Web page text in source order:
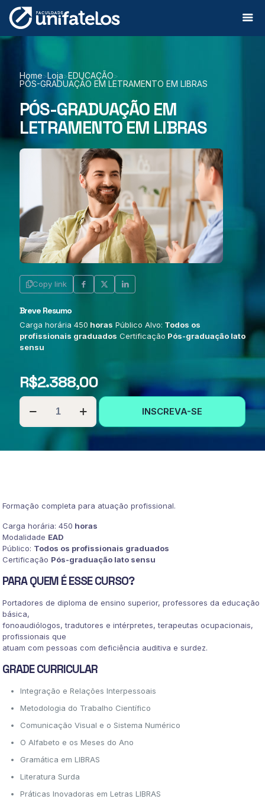
Home>Loja>EDUCAÇÃO>
PÓS-GRADUAÇÃO EM LETRAMENTO EM LIBRAS
PÓS-GRADUAÇÃO EM
LETRAMENTO EM LIBRAS
Copy link
Breve Resumo
Carga horária 450 horas Público Alvo: Todos os
profissionais graduados Certificação Pós-graduação lato
sensu
R$2.388,00
PÓS-
GRADUAÇÃO
EM
INSCREVA-SE
Formação completa para atuação profissional.
Carga horária: 450 horas
Modalidade EAD
Público: Todos os profissionais graduados
Certificação Pós-graduação lato sensu
PARA QUEM É ESSE CURSO?
Portadores de diploma de ensino superior, professores da educação
básica,
fonoaudiólogos, tradutores e intérpretes, terapeutas ocupacionais,
profissionais que
atuam com pessoas com deficiência auditiva e surdez.
GRADE CURRICULAR
Integração e Relações Interpessoais
Metodologia do Trabalho Científico
Comunicação Visual e o Sistema Numérico
O Alfabeto e os Meses do Ano
Gramática em LIBRAS
Literatura Surda
Práticas Inovadoras em Letras LIBRAS